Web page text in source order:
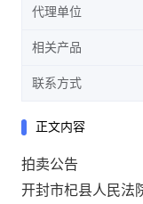
代理单位
相关产品
联系方式
正文内容
拍卖公告
开封市杞县人民法